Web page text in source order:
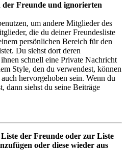
der Freunde und ignorierten
um andere Mitglieder des
die du deiner Freundesliste
persönlichen Bereich für den
Du siehst dort deren
schnell eine Private Nachricht
Style, den du verwendest, können
hervorgehoben sein. Wenn du
dann siehst du seine Beiträge
der Freunde oder zur Liste
oder diese wieder aus